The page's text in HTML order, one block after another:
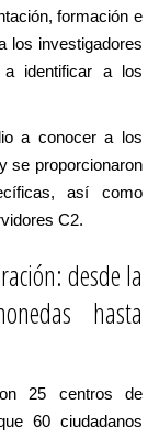
formación e
los investigadores
identificar a los
a conocer a los
se proporcionaron
así como
C2.
desde la
hasta
25 centros de
60 ciudadanos